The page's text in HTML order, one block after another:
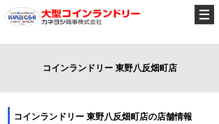
メ
ニ
ュ
コインランドリー 東野八反畑町店
コインランドリー 東野八反畑町店の店舗情報